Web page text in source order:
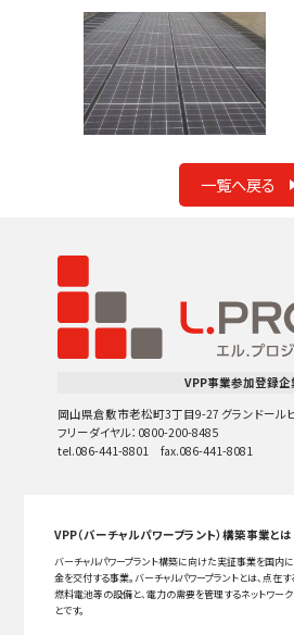
一覧へ戻る
VPP事業参加登録企
岡山県倉敷市老松町3丁目9-27 グランドール
フリーダイヤル：0800-200-8485
tel.086-441-8801 fax.086-441-8081
VPP（バーチャルパワープラント）構築事業とは
バーチャルパワープラント構築に向けた実証事業を国内
金を交付する事業。バーチャルパワープラントとは、点在
燃料電池等の設備と、電力の需要を管理するネットワーク
とです。